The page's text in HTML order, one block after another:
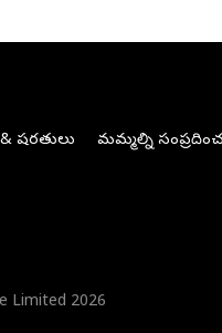
షరతులు మమ్మల్ని
Limited 2026